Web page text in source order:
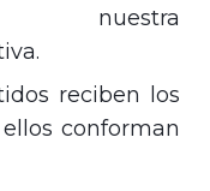
nuestra
reciben los
conforman